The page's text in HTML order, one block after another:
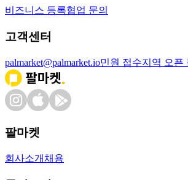
비즈니스 등록협업 문의
고객센터
palmarket@palmarket.io민원 접수지역 오픈
팔마켓
회사소개 채용